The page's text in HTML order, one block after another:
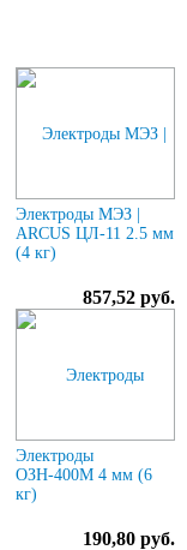
Электроды МЭЗ |
ARCUS ЦЛ-11 2.5 мм
(4 кг)
857,52 руб.
Электроды
ОЗН-400М 4 мм (6
кг)
190,80 руб.